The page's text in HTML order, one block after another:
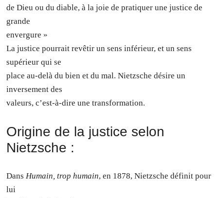
de Dieu ou du diable, à la joie de pratiquer une justice de
grande
envergure »
La justice pourrait revêtir un sens inférieur, et un sens
supérieur qui se
place au-delà du bien et du mal. Nietzsche désire un
inversement des
valeurs, c’est-à-dire une transformation.
Origine de la justice selon
Nietzsche :
DansHumain, trop humain, en 1878, Nietzsche définit pour
lui